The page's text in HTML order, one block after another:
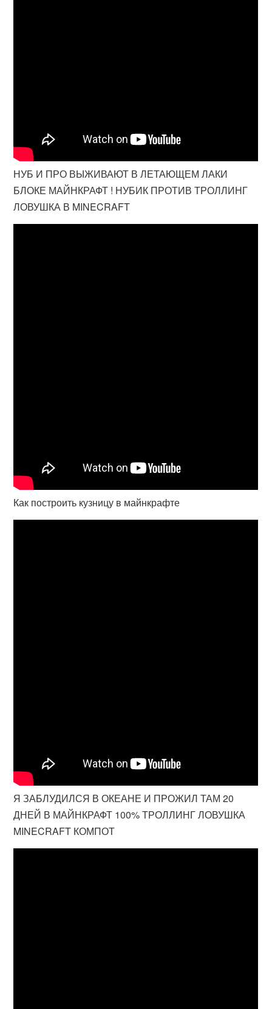
НУБ И ПРО ВЫЖИВАЮТ В ЛЕТАЮЩЕМ ЛАКИ
БЛОКЕ МАЙНКРАФТ ! НУБИК ПРОТИВ ТРОЛЛИНГ
ЛОВУШКА В MINECRAFT
Как построить кузницу в майнкрафте
Я ЗАБЛУДИЛСЯ В ОКЕАНЕ И ПРОЖИЛ ТАМ 20
ДНЕЙ В МАЙНКРАФТ 100% ТРОЛЛИНГ ЛОВУШКА
MINECRAFT КОМПОТ